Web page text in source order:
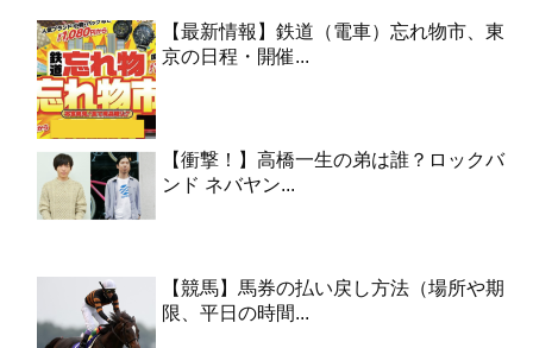
【最新情報】鉄道（電車）忘れ物市、東
京の日程・開催...
【衝撃！】高橋一生の弟は誰？ロックバ
ンド ネバヤン...
【競馬】馬券の払い戻し方法（場所や期
限、平日の時間...